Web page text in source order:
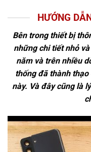
HƯỚNG
Bên trong thiết bị
những chi tiết nhỏ
năm và trên nhiều
thống đã thành
này. Và đây cũng là